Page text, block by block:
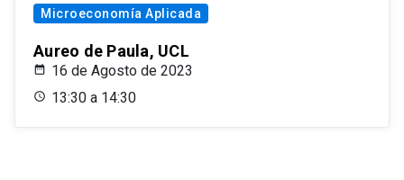
Microeconomía Aplicada
Aureo de Paula, UCL
16 de Agosto de 2023
13:30 a 14:30